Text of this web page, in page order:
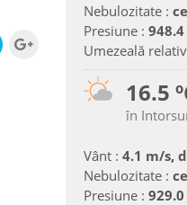
Nebulozitate :
Presiune :
Umezeală
16.5
în
Vânt : 4.1 m/s,
Nebulozitate :
Presiune :